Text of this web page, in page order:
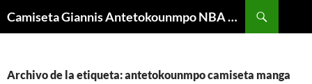
Camiseta Giannis Antetokounmpo NBA Barata
Archivo de la etiqueta: antetokounmpo camiseta manga